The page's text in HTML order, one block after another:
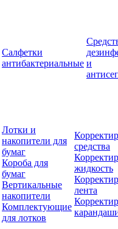
Салфетки
антибактериальные и
Лотки и
накопители для
бумаг
Короба для
бумаг
Вертикальные
накопители
Комплектующие
для лотков
средства
жидкость
лента